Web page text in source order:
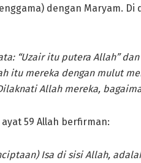
dengan Maryam. Di
“Uzair itu putera Allah”
itu mereka dengan mulut
Allah mereka,
59 Allah berfirman:
Isa di sisi Allah,